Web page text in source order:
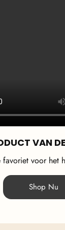
VAN
favoriet voor het
Shop Nu